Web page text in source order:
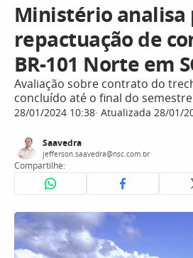
Ministério analisa
repactuação de
BR-101 Norte em
Avaliação sobre contrato do
concluído até o final do semestre
28/01/2024 10:38 Atualizada 28/01/
Saavedra
jefferson.saavedra@nsc.com.br
Compartilhe: